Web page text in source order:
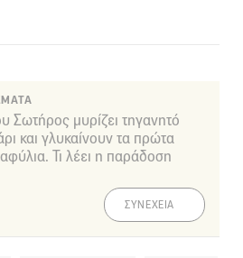
Σωτήρος μυρίζει τηγανητό
και γλυκαίνουν τα πρώτα
Τι λέει η παράδοση
ΣΥΝΕΧΕΙΑ